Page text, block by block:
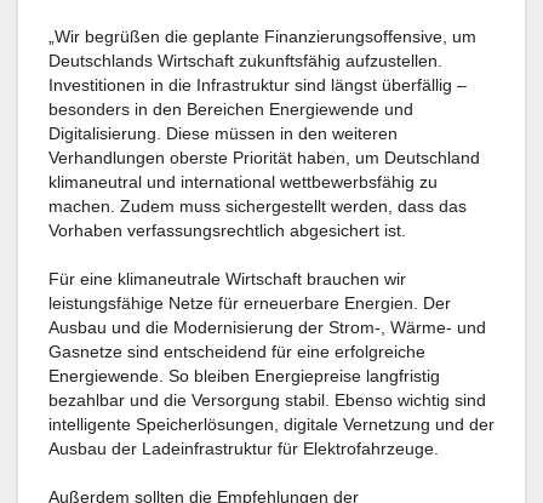
„Wir begrüßen die geplante Finanzierungsoffensive, um
Deutschlands Wirtschaft zukunftsfähig aufzustellen.
Investitionen in die Infrastruktur sind längst überfällig –
besonders in den Bereichen Energiewende und
Digitalisierung. Diese müssen in den weiteren
Verhandlungen oberste Priorität haben, um Deutschland
klimaneutral und international wettbewerbsfähig zu
machen. Zudem muss sichergestellt werden, dass das
Vorhaben verfassungsrechtlich abgesichert ist.
Für eine klimaneutrale Wirtschaft brauchen wir
leistungsfähige Netze für erneuerbare Energien. Der
Ausbau und die Modernisierung der Strom-, Wärme- und
Gasnetze sind entscheidend für eine erfolgreiche
Energiewende. So bleiben Energiepreise langfristig
bezahlbar und die Versorgung stabil. Ebenso wichtig sind
intelligente Speicherlösungen, digitale Vernetzung und der
Ausbau der Ladeinfrastruktur für Elektrofahrzeuge.
Außerdem sollten die Empfehlungen der